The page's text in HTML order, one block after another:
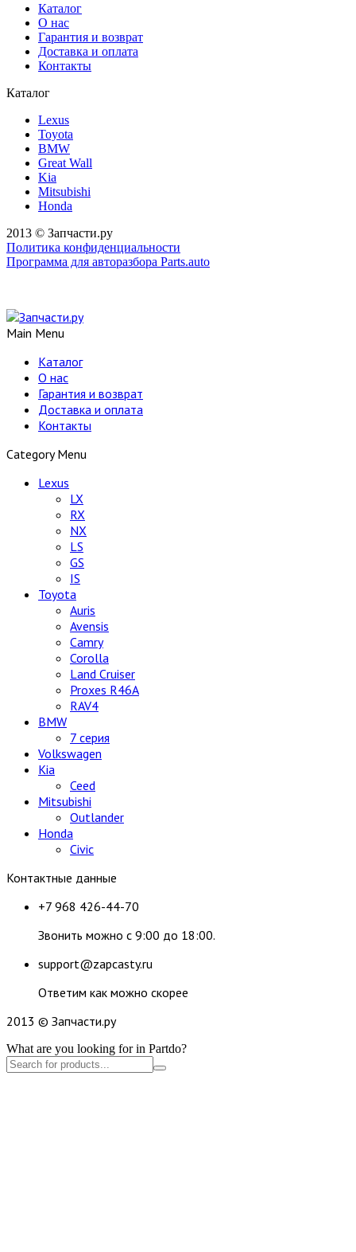
Каталог
О нас
Гарантия и возврат
Доставка и оплата
Контакты
Каталог
Lexus
Toyota
BMW
Great Wall
Kia
Mitsubishi
Honda
2013 © Запчасти.ру
Политика конфиденциальности
Программа для авторазбора Parts.auto
Main Menu
Каталог
О нас
Гарантия и возврат
Доставка и оплата
Контакты
Category Menu
Lexus
LX
RX
NX
LS
GS
IS
Toyota
Auris
Avensis
Camry
Corolla
Land Cruiser
Proxes R46A
RAV4
BMW
7 серия
Volkswagen
Kia
Ceed
Mitsubishi
Outlander
Honda
Civic
Контактные данные
+7 968 426-44-70
Звонить можно с 9:00 до 18:00.
support@zapcasty.ru
Ответим как можно скорее
2013 © Запчасти.ру
What are you looking for in Partdo?